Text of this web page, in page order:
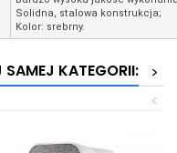
Solidna, stalowa konstrukcja;
Kolor: srebrny.
KATEGORII:
>
<